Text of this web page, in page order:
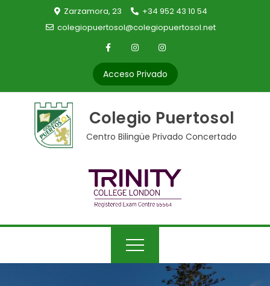
Zarzamora, 23
+34 952 43 10 54
colegiopuertosol@colegiopuertosol.net
Acceso Privado
Colegio Puertosol
Centro Bilingüe Privado Concertado